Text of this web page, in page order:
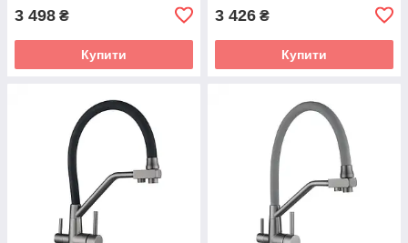
3 498 ₴
Купити
3 426 ₴
Купити